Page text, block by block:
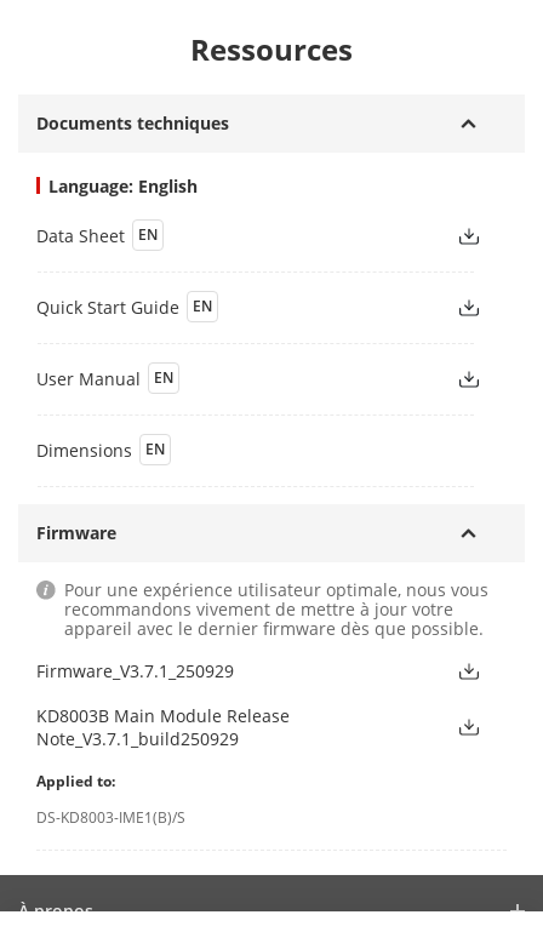
Ressources
Documents techniques
Language: English
Data Sheet EN
Quick Start Guide EN
User Manual EN
Dimensions EN
Firmware
Pour une expérience utilisateur optimale, nous vous
recommandons vivement de mettre à jour votre
appareil avec le dernier firmware dès que possible.
Firmware_V3.7.1_250929
KD8003B Main Module Release
Note_V3.7.1_build250929
Applied to:
DS-KD8003-IME1(B)/S
À propos